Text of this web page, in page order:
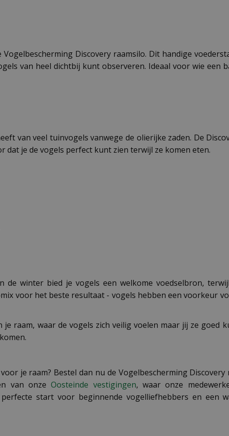
Discovery raamsilo. Dit handige
van heel dichtbij kunt observeren. Ideaal voor wie een
van veel tuinvogels vanwege de olierijke zaden. De
je de vogels perfect kunt zien terwijl ze komen eten.
de winter bied je vogels een welkome voedselbron,
voor het beste resultaat - vogels hebben een voorkeur
raam, waar de vogels zich veilig voelen maar jij ze goed
je raam? Bestel dan nu de Vogelbescherming
van onzeOosteinde vestigingen, waar onze
start voor beginnende vogelliefhebbers en een